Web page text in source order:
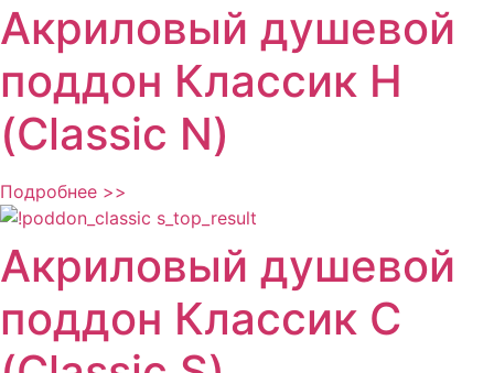
Акриловый душевой
поддон Классик Н
(Classic N)
Подробнее >>
Акриловый душевой
поддон Классик С